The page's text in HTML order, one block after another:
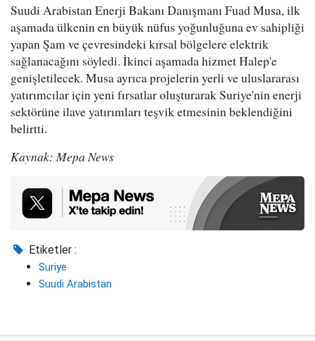
Suudi Arabistan Enerji Bakanı Danışmanı Fuad Musa, ilk
aşamada ülkenin en büyük nüfus yoğunluğuna ev sahipliği
yapan Şam ve çevresindeki kırsal bölgelere elektrik
sağlanacağını söyledi. İkinci aşamada hizmet Halep'e
genişletilecek. Musa ayrıca projelerin yerli ve uluslararası
yatırımcılar için yeni fırsatlar oluşturarak Suriye'nin enerji
sektörüne ilave yatırımları teşvik etmesinin beklendiğini
belirtti.
Kaynak: Mepa News
Etiketler :
Suriye
Suudi Arabistan